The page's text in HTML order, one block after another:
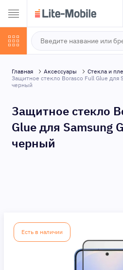
Главная Аксессуары
Стекла и
Защитное стекло Borasco Full Glue для
черный
Защитное стекло
Glue для Samsung
черный
Есть в наличии